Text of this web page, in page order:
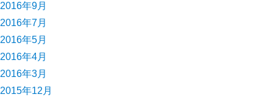
2016年9月
2016年7月
2016年5月
2016年4月
2016年3月
2015年12月